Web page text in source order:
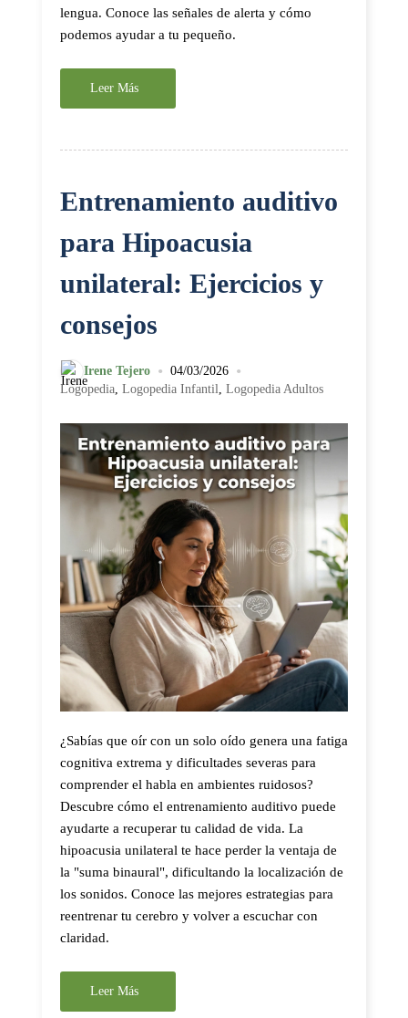
lengua. Conoce las señales de alerta y cómo
podemos ayudar a tu pequeño.
Leer Más
Entrenamiento auditivo
para Hipoacusia
unilateral: Ejercicios y
consejos
Irene Tejero • 04/03/2026 •
Logopedia, Logopedia Infantil, Logopedia Adultos
¿Sabías que oír con un solo oído genera una fatiga
cognitiva extrema y dificultades severas para
comprender el habla en ambientes ruidosos?
Descubre cómo el entrenamiento auditivo puede
ayudarte a recuperar tu calidad de vida. La
hipoacusia unilateral te hace perder la ventaja de
la "suma binaural", dificultando la localización de
los sonidos. Conoce las mejores estrategias para
reentrenar tu cerebro y volver a escuchar con
claridad.
Leer Más